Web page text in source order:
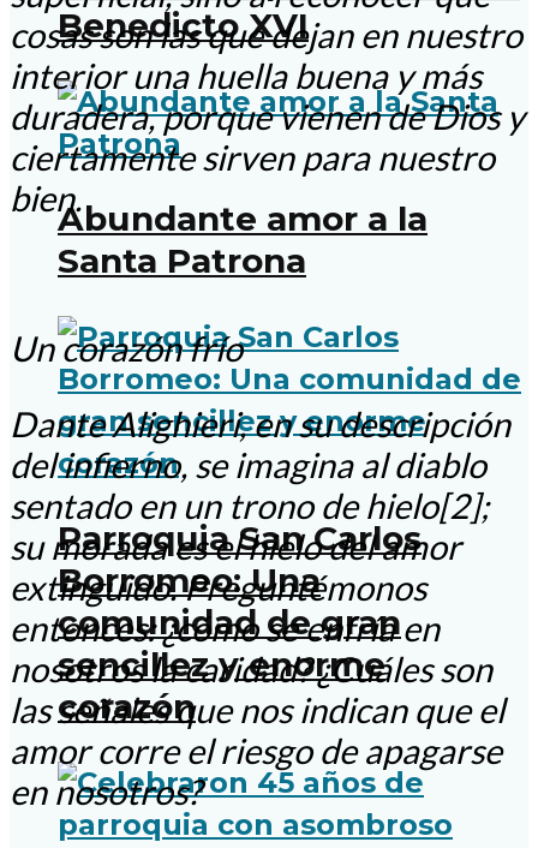
Benedicto XVI
Abundante amor a la
Santa Patrona
Parroquia San Carlos
Borromeo: Una
comunidad de gran
sencillez y enorme
corazón
cosas son las que dejan en nuestro
interior una huella buena y más
duradera, porque vienen de Dios y
ciertamente sirven para nuestro
bien.
Un corazón frío
Dante Alighieri, en su descripción
del infierno, se imagina al diablo
sentado en un trono de hielo[2];
su morada es el hielo del amor
extinguido. Preguntémonos
entonces: ¿cómo se enfría en
nosotros la caridad? ¿Cuáles son
las señales que nos indican que el
amor corre el riesgo de apagarse
en nosotros?